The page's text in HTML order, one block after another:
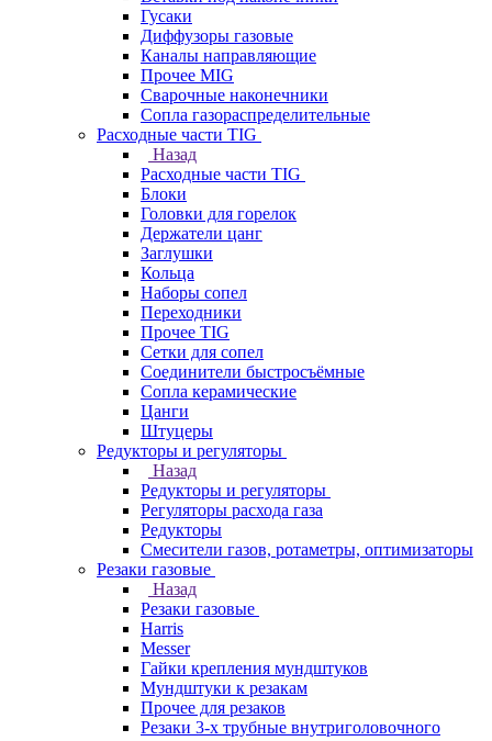
Гусаки
Диффузоры газовые
Каналы направляющие
Прочее MIG
Сварочные наконечники
Сопла газораспределительные
Расходные части TIG
Назад
Расходные части TIG
Блоки
Головки для горелок
Держатели цанг
Заглушки
Кольца
Наборы сопел
Переходники
Прочее TIG
Сетки для сопел
Соединители быстросъёмные
Сопла керамические
Цанги
Штуцеры
Редукторы и регуляторы
Назад
Редукторы и регуляторы
Регуляторы расхода газа
Редукторы
Смесители газов, ротаметры, оптимизаторы
Резаки газовые
Назад
Резаки газовые
Harris
Messer
Гайки крепления мундштуков
Мундштуки к резакам
Прочее для резаков
Резаки 3-х трубные внутриголовочного